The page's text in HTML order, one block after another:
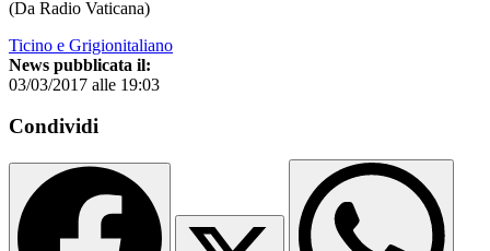
(Da Radio Vaticana)
Ticino e Grigionitaliano
News pubblicata il:
03/03/2017 alle 19:03
Condividi